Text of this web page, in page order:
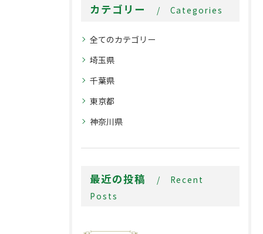
カテゴリー Categories
全てのカテゴリー
埼玉県
千葉県
東京都
神奈川県
最近の投稿
Recent
Posts